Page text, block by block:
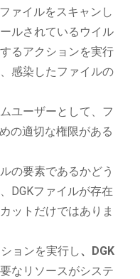
ァイルをスキャンし
ルされているウイル
るアクションを実行
感染したファイルの
ユーザーとして、フ
の適切な権限がある
の要素であるかどう
DGKファイルが存在
ットだけではありま
ョンを実行し、DGK
なリソースがシステ